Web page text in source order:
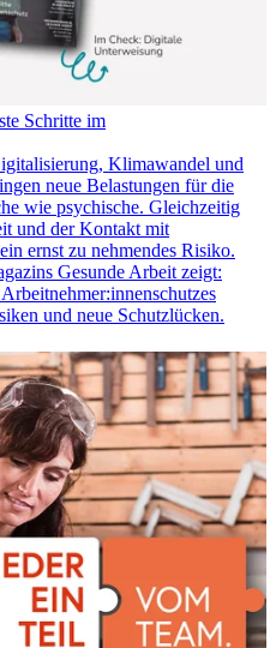
Schritte im
Klimawandel und
neue Belastungen für die
wie psychische. Gleichzeitig
und der Kontakt mit
ernst zu nehmendes Risiko.
Gesunde Arbeit zeigt:
und neue Schutzlücken.